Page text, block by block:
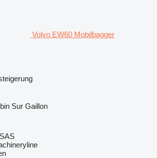
Volvo EW60 Mobilbagger
Sur Gaillon